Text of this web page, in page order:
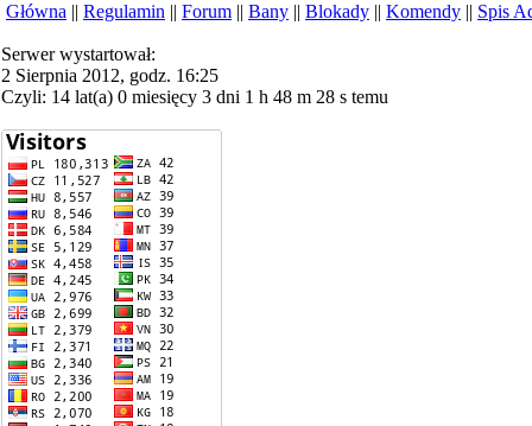
Główna || Regulamin || Forum || Bany || Blokady || Komendy || Spis
Serwer wystartował:
2 Sierpnia 2012, godz. 16:25
Czyli: 14 lat(a) 0 miesięcy 3 dni 1 h 48 m 28 s temu